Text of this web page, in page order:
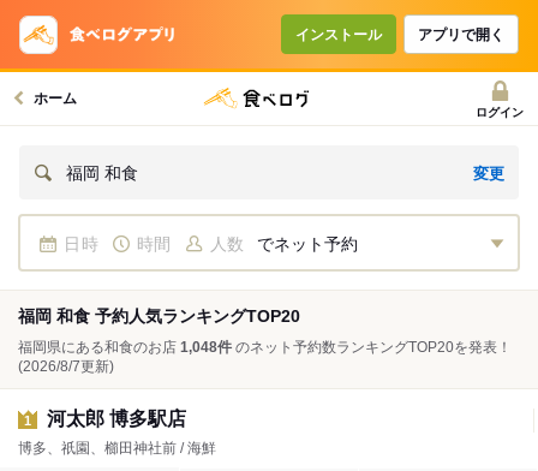
インストール アプリで開く
ホーム
ログイン
福岡 和食 変更
日時 時間 人数 でネット予約
福岡 和食 予約人気ランキングTOP20
福岡県にある和食のお店 1,048件 のネット予約数ランキングTOP20を発表！
(2026/8/7更新)
1 河太郎 博多駅店
博多、祇園、櫛田神社前 / 海鮮